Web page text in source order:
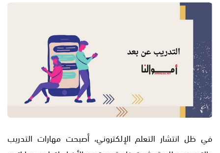
في ظل انتشار التعلم الإلكتروني، أصبحت مهارات التدريب